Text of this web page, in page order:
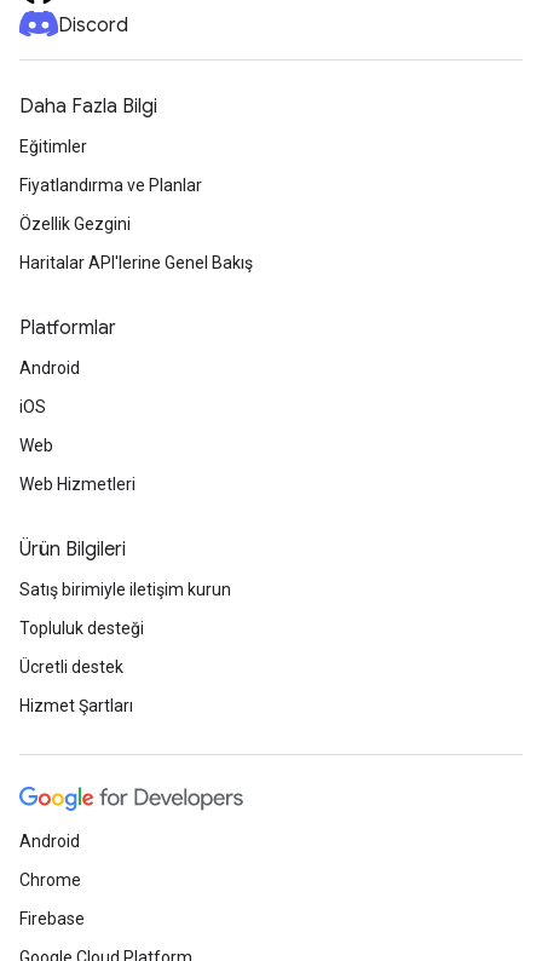
Discord
Daha Fazla Bilgi
Eğitimler
Fiyatlandırma ve Planlar
Özellik Gezgini
Haritalar API'lerine Genel Bakış
Platformlar
Android
iOS
Web
Web Hizmetleri
Ürün Bilgileri
Satış birimiyle iletişim kurun
Topluluk desteği
Ücretli destek
Hizmet Şartları
Android
Chrome
Firebase